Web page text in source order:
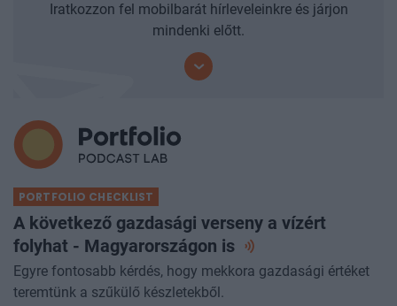
Iratkozzon fel mobilbarát hírleveleinkre és járjon
mindenki előtt.
PORTFOLIO CHECKLIST
A következő gazdasági verseny a vízért
folyhat - Magyarországon is
Egyre fontosabb kérdés, hogy mekkora gazdasági értéket
teremtünk a szűkülő készletekből.